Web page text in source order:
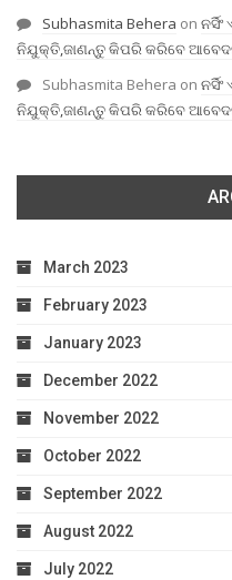
Subhasmita Behera on
ନିଯୁକ୍ତି,ଜାଣନ୍ତୁ କିପରି କରିବେ
Subhasmita Behera on
ନିଯୁକ୍ତି,ଜାଣନ୍ତୁ କିପରି କରିବେ
March 2023
February 2023
January 2023
December 2022
November 2022
October 2022
September 2022
August 2022
July 2022